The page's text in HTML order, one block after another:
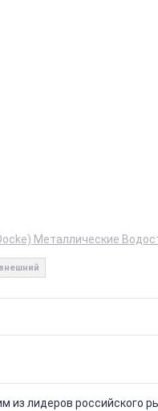
Металлические
из лидеров российского